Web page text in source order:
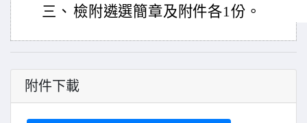
三、 檢附遴選簡章及附件各1份。
附件下載